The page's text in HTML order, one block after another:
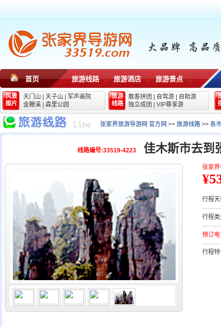
首页 旅游线路 旅游酒店 旅游景点
风景
图片
天门山 天子山
军声画院
金鞭溪
森里公园
旅游
线路
散客拼团 自驾游
自助游
独立成团
VIP尊享游
张家界旅游导游网 官方网 >> 旅游线路 >> 各
线路编号:33519-4223 佳木斯市去到
张家
行程
行程
预订
行程